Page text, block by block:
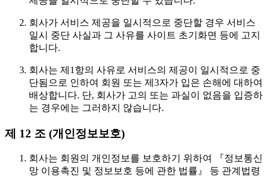
회사가 서비스 제공을 일시적으로 중단할 경우 서비스
일시 중단 사실과 그 사유를 사이트 초기화면 등에 고지
합니다.
회사는 제1항의 사유로 서비스의 제공이 일시적으로 중
단됨으로 인하여 회원 또는 제3자가 입은 손해에 대하여
배상합니다. 단, 회사가 고의 또는 과실이 없음을 입증하
는 경우에는 그러하지 않습니다.
제 12 조 (개인정보보호)
회사는 회원의 개인정보를 보호하기 위하여 『정보통신
망 이용촉진 및 정보보호 등에 관한 법률』 등 관계법령